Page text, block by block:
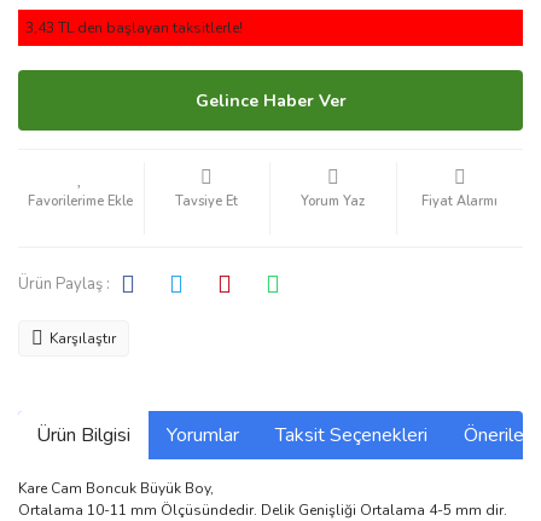
3,43 TL den başlayan taksitlerle!
Gelince Haber Ver
Tavsiye Et Yorum Yaz Fiyat Alarmı
Ürün Paylaş :
Karşılaştır
Ürün Bilgisi Yorumlar Taksit Seçenekleri
Kare Cam Boncuk Büyük Boy,
Ortalama 10-11 mm Ölçüsündedir. Delik Genişliği Ortalama 4-5 mm dir.